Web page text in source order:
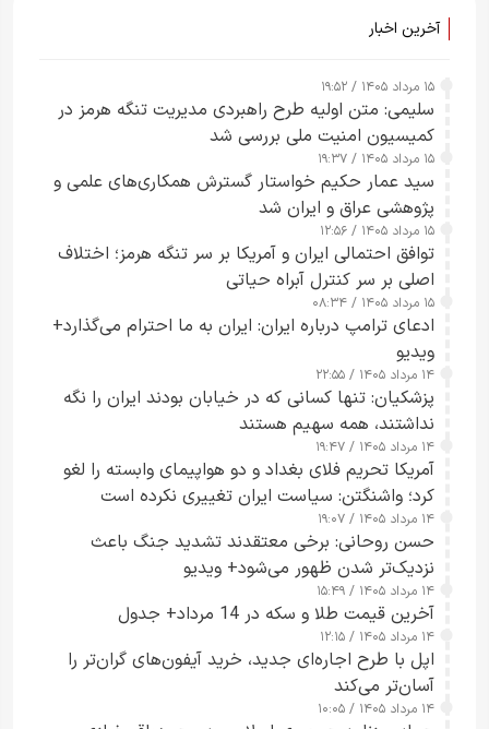
آخرین اخبار
۱۵ مرداد ۱۴۰۵ / ۱۹:۵۲
سلیمی: متن اولیه طرح راهبردی مدیریت تنگه هرمز در
کمیسیون امنیت ملی بررسی شد
۱۵ مرداد ۱۴۰۵ / ۱۹:۳۷
سید عمار حکیم خواستار گسترش همکاری‌های علمی و
پژوهشی عراق و ایران شد
۱۵ مرداد ۱۴۰۵ / ۱۲:۵۶
توافق احتمالی ایران و آمریکا بر سر تنگه هرمز؛ اختلاف
اصلی بر سر کنترل آبراه حیاتی
۱۵ مرداد ۱۴۰۵ / ۰۸:۳۴
ادعای ترامپ درباره ایران: ایران به ما احترام می‌گذارد+
ویدیو
۱۴ مرداد ۱۴۰۵ / ۲۲:۵۵
پزشکیان: تنها کسانی که در خیابان بودند ایران را نگه
نداشتند، همه سهیم هستند
۱۴ مرداد ۱۴۰۵ / ۱۹:۴۷
آمریکا تحریم فلای بغداد و دو هواپیمای وابسته را لغو
کرد؛ واشنگتن: سیاست ایران تغییری نکرده است
۱۴ مرداد ۱۴۰۵ / ۱۹:۰۷
حسن روحانی: برخی معتقدند تشدید جنگ باعث
نزدیک‌تر شدن ظهور می‌شود+ ویدیو
۱۴ مرداد ۱۴۰۵ / ۱۵:۴۹
آخرین قیمت طلا و سکه در 14 مرداد+ جدول
۱۴ مرداد ۱۴۰۵ / ۱۲:۱۵
اپل با طرح اجاره‌ای جدید، خرید آیفون‌های گران‌تر را
آسان‌تر می‌کند
۱۴ مرداد ۱۴۰۵ / ۱۰:۰۵